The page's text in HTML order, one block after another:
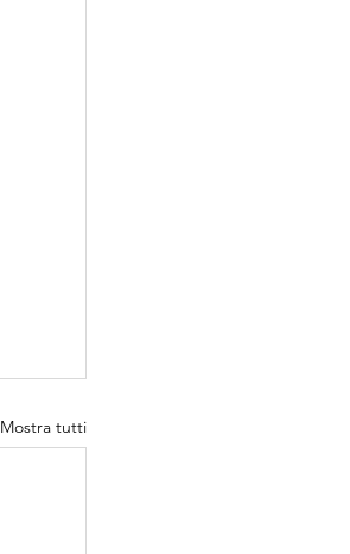
Mostra tutti